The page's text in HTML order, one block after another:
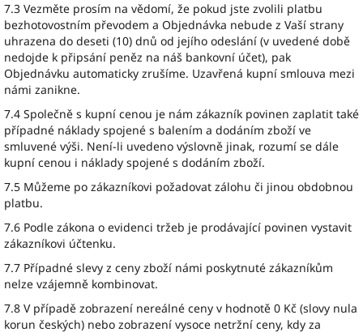
7.3 Vezměte prosím na vědomí, že pokud jste zvolili platbu
bezhotovostním převodem a Objednávka nebude z Vaší strany
uhrazena do deseti (10) dnů od jejího odeslání (v uvedené době
nedojde k připsání peněz na náš bankovní účet), pak
Objednávku automaticky zrušíme. Uzavřená kupní smlouva mezi
námi zanikne.
7.4 Společně s kupní cenou je nám zákazník povinen zaplatit také
případné náklady spojené s balením a dodáním zboží ve
smluvené výši. Není-li uvedeno výslovně jinak, rozumí se dále
kupní cenou i náklady spojené s dodáním zboží.
7.5 Můžeme po zákazníkovi požadovat zálohu či jinou obdobnou
platbu.
7.6 Podle zákona o evidenci tržeb je prodávající povinen vystavit
zákazníkovi účtenku.
7.7 Případné slevy z ceny zboží námi poskytnuté zákazníkům
nelze vzájemně kombinovat.
7.8 V případě zobrazení nereálné ceny v hodnotě 0 Kč (slovy nula
korun českých) nebo zobrazení vysoce netržní ceny, kdy za